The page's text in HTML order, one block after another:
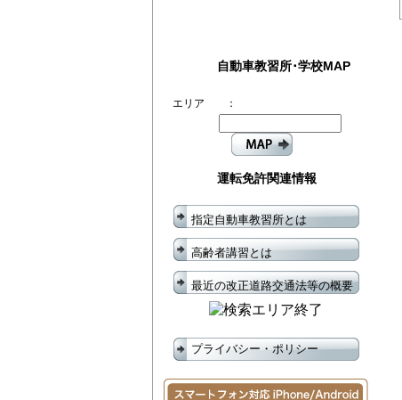
自動車教習所･学校MAP
エリア ：
運転免許関連情報
指定自動車教習所とは
高齢者講習とは
最近の改正道路交通法等の概要
プライバシー・ポリシー